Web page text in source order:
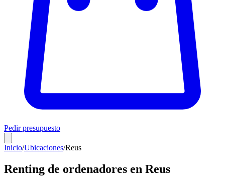
Pedir presupuesto
Inicio/Ubicaciones/Reus
Renting de ordenadores en Reus